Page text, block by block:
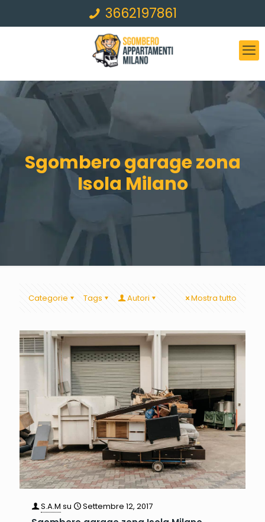
3662197861
Sgombero garage zona
Isola Milano
Categorie Tags Autori Mostra tutto
S.A.M su Settembre 12, 2017